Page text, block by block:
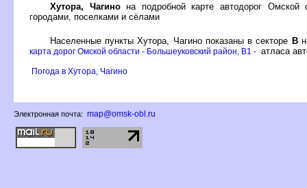
Хутора, Чагинона подробной карте автодорог Омской
ородами, поселками и сёлами
Населенные пункты Хутора, Чагино показаны в секторе
карта дорог Омской области - Большеуковский район, B1 - атласа
Погода в Хутора, Чагино
Электронная почта: map@omsk-obl.ru